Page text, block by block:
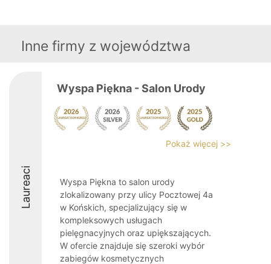
Inne firmy z województwa
Laureaci
Wyspa Piękna - Salon Urody
Pokaż więcej >>
Wyspa Piękna to salon urody
zlokalizowany przy ulicy Pocztowej 4a
w Końskich, specjalizujący się w
kompleksowych usługach
pielęgnacyjnych oraz upiększających.
W ofercie znajduje się szeroki wybór
zabiegów kosmetycznych